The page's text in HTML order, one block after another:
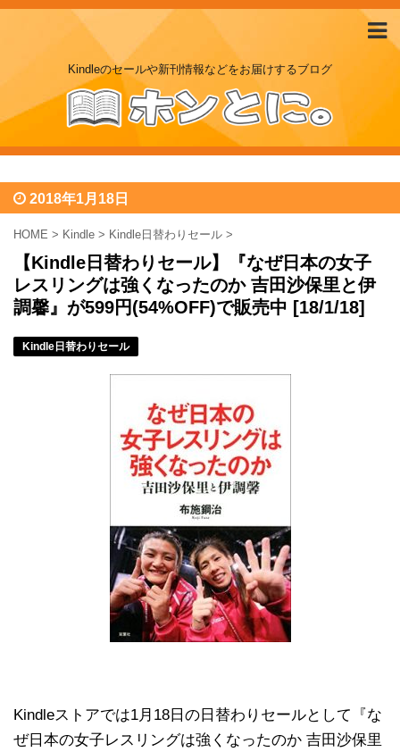
Kindleのセールや新刊情報などをお届けするブログ
2018年1月18日
HOME > Kindle > Kindle日替わりセール >
【Kindle日替わりセール】『なぜ日本の女子
レスリングは強くなったのか 吉田沙保里と伊
調馨』が599円(54%OFF)で販売中 [18/1/18]
Kindle日替わりセール
Kindleストアでは1月18日の日替わりセールとして『な
ぜ日本の女子レスリングは強くなったのか 吉田沙保里